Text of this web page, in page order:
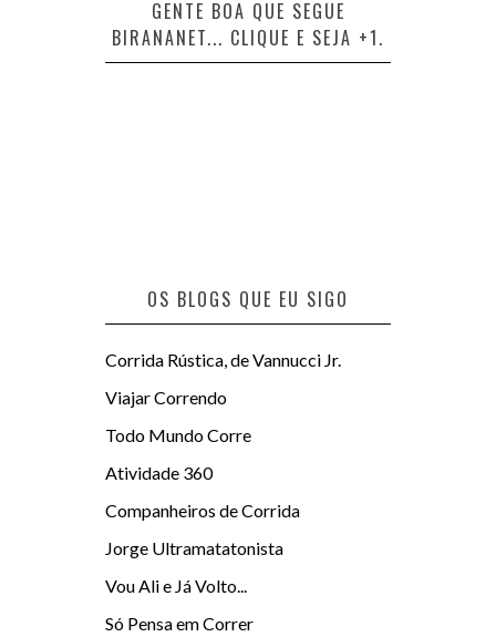
GENTE BOA QUE SEGUE
BIRANANET... CLIQUE E SEJA +1.
OS BLOGS QUE EU SIGO
Corrida Rústica, de Vannucci Jr.
Viajar Correndo
Todo Mundo Corre
Atividade 360
Companheiros de Corrida
Jorge Ultramatatonista
Vou Ali e Já Volto...
Só Pensa em Correr